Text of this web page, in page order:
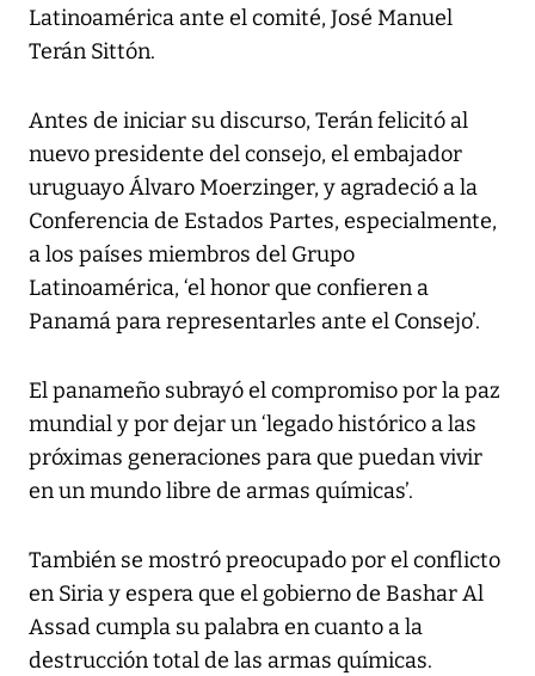
Latinoamérica ante el comité, José Manuel
Terán Sittón.
Antes de iniciar su discurso, Terán felicitó al
nuevo presidente del consejo, el embajador
uruguayo Álvaro Moerzinger, y agradeció a la
Conferencia de Estados Partes, especialmente,
a los países miembros del Grupo
Latinoamérica, ‘el honor que confieren a
Panamá para representarles ante el Consejo’.
El panameño subrayó el compromiso por la paz
mundial y por dejar un ‘legado histórico a las
próximas generaciones para que puedan vivir
en un mundo libre de armas químicas’.
También se mostró preocupado por el conflicto
en Siria y espera que el gobierno de Bashar Al
Assad cumpla su palabra en cuanto a la
destrucción total de las armas químicas.